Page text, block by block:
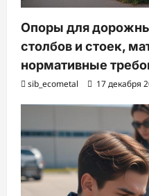
Опоры для
столбов и стоек,
нормативные
sib_ecometal 17 декабря